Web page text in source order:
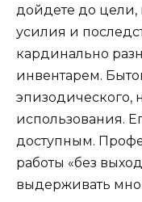
дойдете до цели,
усилия и
кардинально
инвентарем.
эпизодического,
использования.
доступным.
работы «без
выдерживать